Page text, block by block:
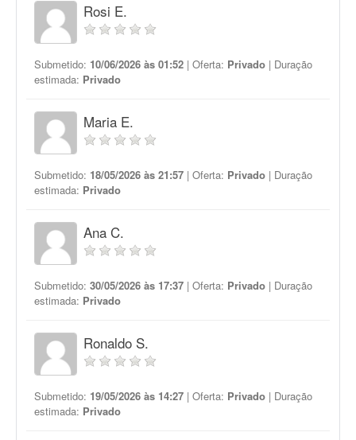
Rosi E.
Submetido: 10/06/2026 às 01:52 | Oferta: Privado | Duração
estimada: Privado
Maria E.
Submetido: 18/05/2026 às 21:57 | Oferta: Privado | Duração
estimada: Privado
Ana C.
Submetido: 30/05/2026 às 17:37 | Oferta: Privado | Duração
estimada: Privado
Ronaldo S.
Submetido: 19/05/2026 às 14:27 | Oferta: Privado | Duração
estimada: Privado